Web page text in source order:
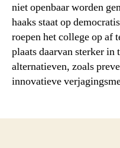
niet openbaar worden
haaks staat op
roepen het college op af
plaats daarvan sterker
alternatieven, zoals
innovatieve